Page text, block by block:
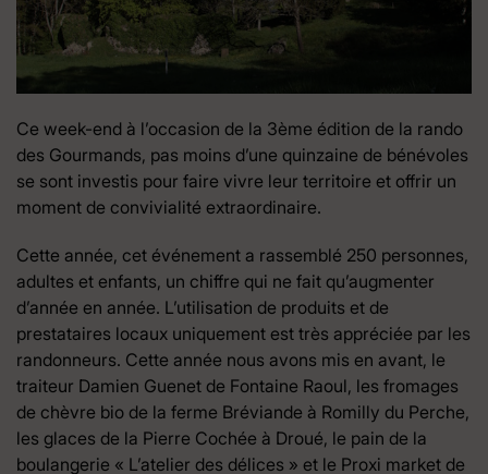
Ce week-end à l’occasion de la 3ème édition de la rando
des Gourmands, pas moins d’une quinzaine de bénévoles
se sont investis pour faire vivre leur territoire et offrir un
moment de convivialité extraordinaire.
Cette année, cet événement a rassemblé 250 personnes,
adultes et enfants, un chiffre qui ne fait qu’augmenter
d’année en année. L’utilisation de produits et de
prestataires locaux uniquement est très appréciée par les
randonneurs. Cette année nous avons mis en avant, le
traiteur Damien Guenet de Fontaine Raoul, les fromages
de chèvre bio de la ferme Bréviande à Romilly du Perche,
les glaces de la Pierre Cochée à Droué, le pain de la
boulangerie « L’atelier des délices » et le Proxi market de